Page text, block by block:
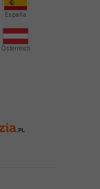
España
Österreich